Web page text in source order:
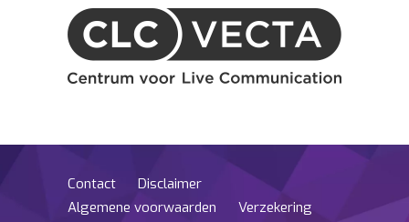
Contact
Disclaimer
Algemene voorwaarden
Verzekering